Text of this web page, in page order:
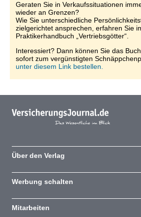
Geraten Sie in Verkaufssituationen
wieder an Grenzen?
Wie Sie unterschiedliche
zielgerichtet ansprechen, erfahren Sie
Praktikerhandbuch „Vertriebsgötter“.
Interessiert? Dann können Sie das
sofort zum vergünstigten
unter diesem Link bestellen.
Über den Verlag
Werbung schalten
Mitarbeiten